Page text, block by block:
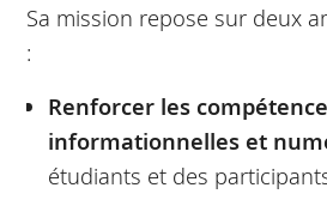
Sa mission repose sur deux
:
Renforcer les
informationnelles et
étudiants et des